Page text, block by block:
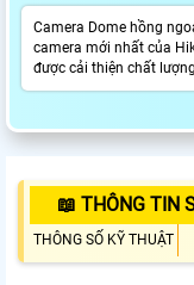
Camera Dome hồng
camera mới nhất của
được cải thiện chất
📖 THÔNG TIN
THÔNG SỐ KỸ THUẬT